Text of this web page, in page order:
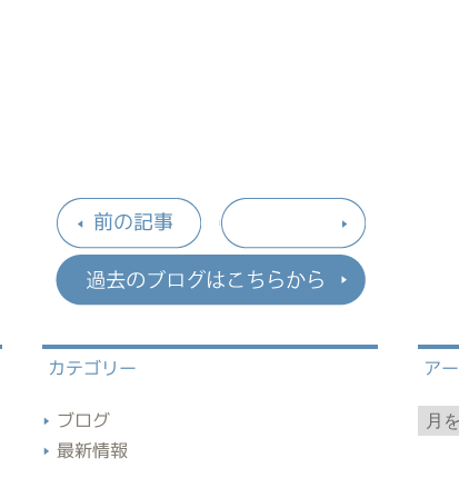
前の記事
カテゴリー
ブログ
最新情報
ア
ア
ー